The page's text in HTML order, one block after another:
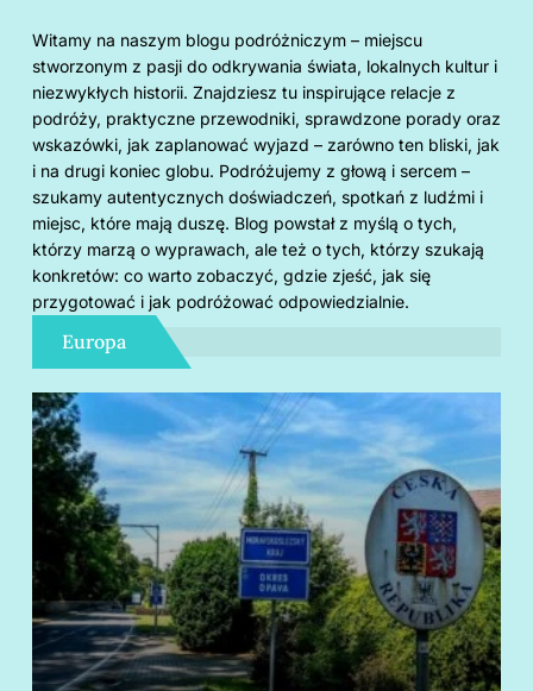
Witamy na naszym blogu podróżniczym – miejscu
stworzonym z pasji do odkrywania świata, lokalnych kultur i
niezwykłych historii. Znajdziesz tu inspirujące relacje z
podróży, praktyczne przewodniki, sprawdzone porady oraz
wskazówki, jak zaplanować wyjazd – zarówno ten bliski, jak
i na drugi koniec globu. Podróżujemy z głową i sercem –
szukamy autentycznych doświadczeń, spotkań z ludźmi i
miejsc, które mają duszę. Blog powstał z myślą o tych,
którzy marzą o wyprawach, ale też o tych, którzy szukają
konkretów: co warto zobaczyć, gdzie zjeść, jak się
przygotować i jak podróżować odpowiedzialnie.
Europa